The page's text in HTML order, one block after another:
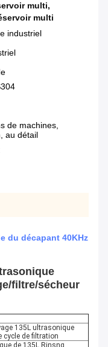
multi,
multi
industriel
de machines,
au détail
du décapant 40KHz
filtre/sécheur
135L ultrasonique
cycle de filtration